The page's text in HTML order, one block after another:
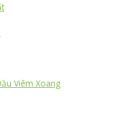
Viêm Xoang